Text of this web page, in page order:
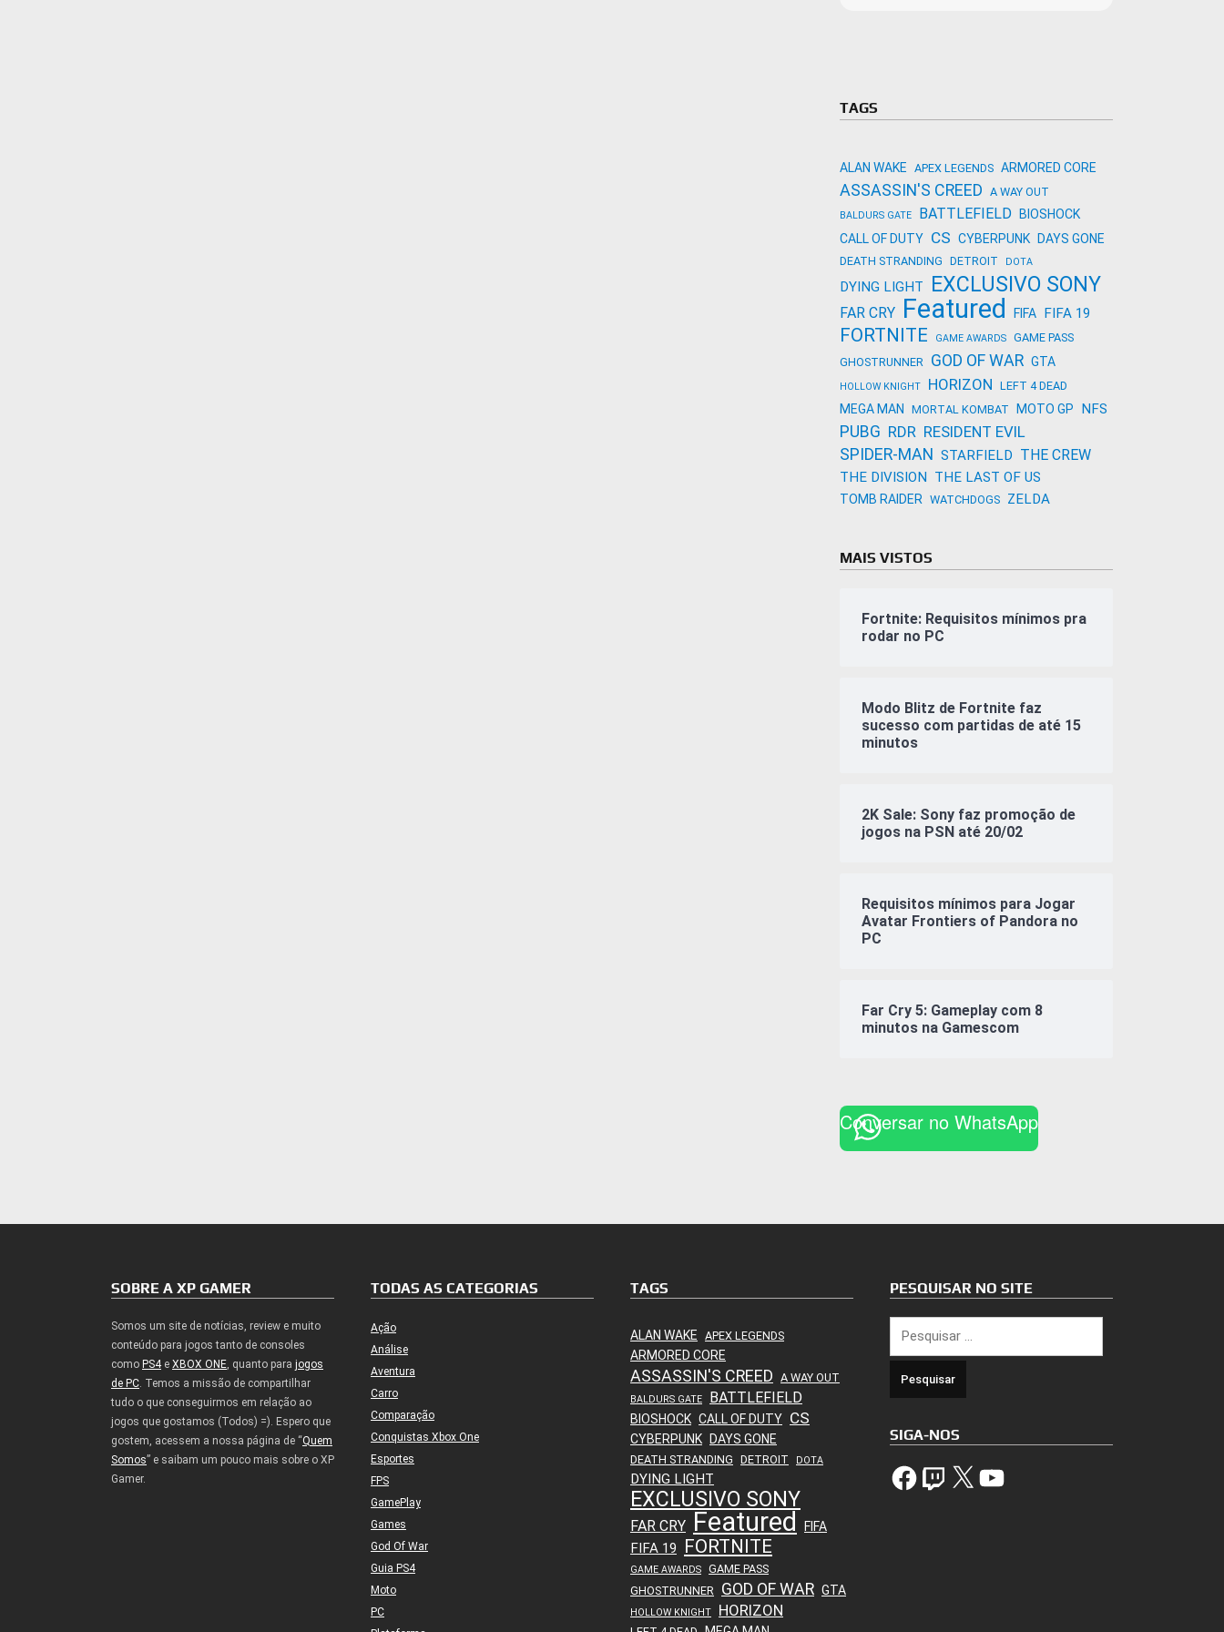
TAGS
ALAN WAKE APEX LEGENDS ARMORED CORE
ASSASSIN'S CREED A WAY OUT
BALDURS GATE BATTLEFIELD
BIOSHOCK
CALL OF DUTY CS CYBERPUNK DAYS GONE
DEATH STRANDING DETROIT DOTA
DYING LIGHT EXCLUSIVO SONY
FAR CRY Featured FIFA FIFA 19
FORTNITE GAME AWARDS
GAME PASS
GHOSTRUNNER GOD OF WAR GTA
HOLLOW KNIGHT HORIZON LEFT 4 DEAD
MEGA MAN MORTAL KOMBAT MOTO GP NFS
PUBG RDR RESIDENT EVIL
SPIDER-MAN STARFIELD THE CREW
THE DIVISION THE LAST OF US
TOMB RAIDER WATCHDOGS ZELDA
MAIS VISTOS
Fortnite: Requisitos mínimos pra
rodar no PC
Modo Blitz de Fortnite faz
sucesso com partidas de até 15
minutos
2K Sale: Sony faz promoção de
jogos na PSN até 20/02
Requisitos mínimos para Jogar
Avatar Frontiers of Pandora no
PC
Far Cry 5: Gameplay com 8
minutos na Gamescom
Conversar no WhatsApp
SOBRE A XP GAMER
Somos um site de notícias, review e muito
conteúdo para jogos tanto de consoles
como PS4e XBOX ONE, quanto para jogos
de PC. Temos a missão de compartilhar
tudo o que conseguirmos em relação ao
jogos que gostamos (Todos) =). Espero que
gostem, acessem a nossa página de “Quem
Somos” e saibam um pouco mais sobre o XP
Gamer.
TODAS AS CATEGORIAS
Ação
Análise
Aventura
Carro
Comparação
Conquistas Xbox One
Esportes
FPS
GamePlay
Games
God Of War
Guia PS4
Moto
PC
TAGS
ALAN WAKE APEX LEGENDS
ARMORED CORE
ASSASSIN'S CREED A WAY OUT
BALDURS GATE BATTLEFIELD
BIOSHOCK CALL OF DUTY CS
CYBERPUNK DAYS GONE
DEATH STRANDING DETROIT DOTA
DYING LIGHT
EXCLUSIVO SONY
FAR CRY Featured FIFA
FIFA 19 FORTNITE
GAME AWARDS
GAME PASS
GHOSTRUNNER GOD OF WAR GTA
HOLLOW KNIGHT HORIZON
PESQUISAR NO SITE
por:
SIGA-NOS
FacebookTwitch X YouTube